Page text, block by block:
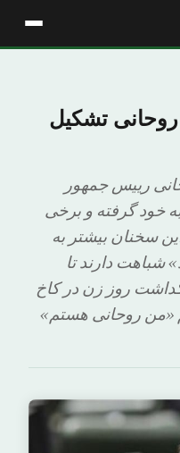
روحانی تشکیل
رییس جمهور
خود گرفته و برخی
سخنان بیشتر به
شباهت دارند تا
روز زن در کاخ
«من روحانی هستم»